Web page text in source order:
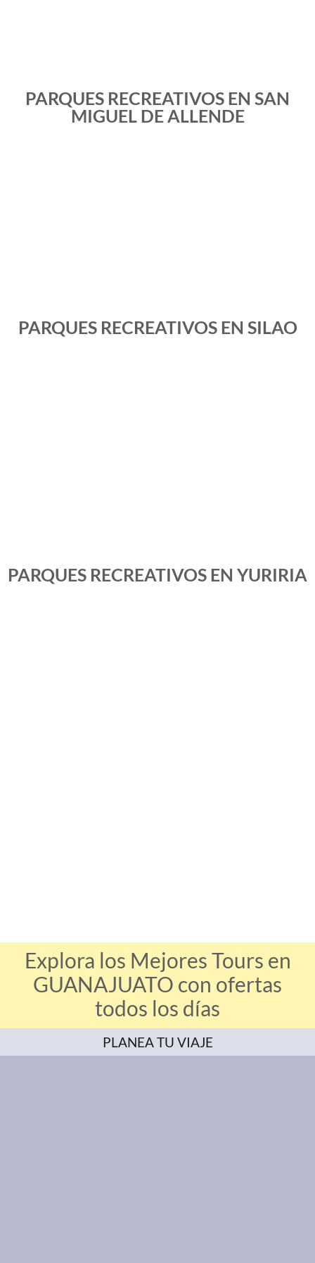
PARQUES RECREATIVOS EN SAN
MIGUEL DE ALLENDE
PARQUES RECREATIVOS EN SILAO
PARQUES RECREATIVOS EN YURIRIA
Explora los Mejores Tours en
GUANAJUATO con ofertas
todos los días
PLANEA TU VIAJE